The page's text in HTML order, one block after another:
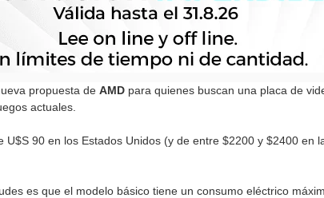
propuesta de AMD para quienes buscan una placa de
actuales.
U$S 90 en los Estados Unidos (y de entre $2200 y $2400 en
es que el modelo básico tiene un consumo eléctrico